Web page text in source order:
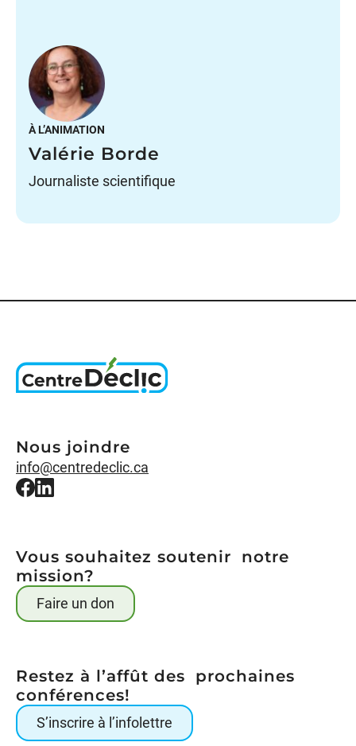
À L’ANIMATION
Valérie Borde
Journaliste scientifique
Nous joindre
info@centredeclic.ca
Vous souhaitez soutenir notre
mission?
Faire un don
Restez à l’affût des prochaines
conférences!
S’inscrire à l’infolettre